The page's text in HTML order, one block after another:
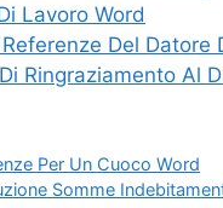
Lavoro Word
Del Datore
Ringraziamento Al
Per Un Cuoco Word
Somme